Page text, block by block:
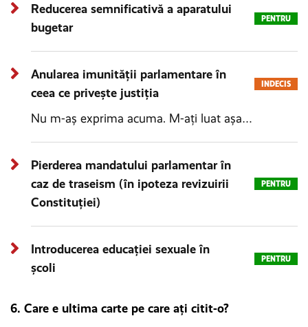
Reducerea semnificativă a aparatului
bugetar
PENTRU
Anularea imunității parlamentare în
ceea ce privește justiția
INDECIS
Nu m-aş exprima acuma. M-aţi luat aşa…
Pierderea mandatului parlamentar în
caz de traseism (în ipoteza revizuirii
Constituției)
PENTRU
Introducerea educației sexuale în
școli
PENTRU
6. Care e ultima carte pe care ați citit-o?